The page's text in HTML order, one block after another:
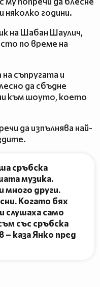
години.
на Шабан Шаулич,
по време на
съпругата и
да сбъдне
към шоуто, което
да изпълнява най-
сръбска
музика.
много други.
Когато бях
слушаха само
със сръбска
– каза Янко пред